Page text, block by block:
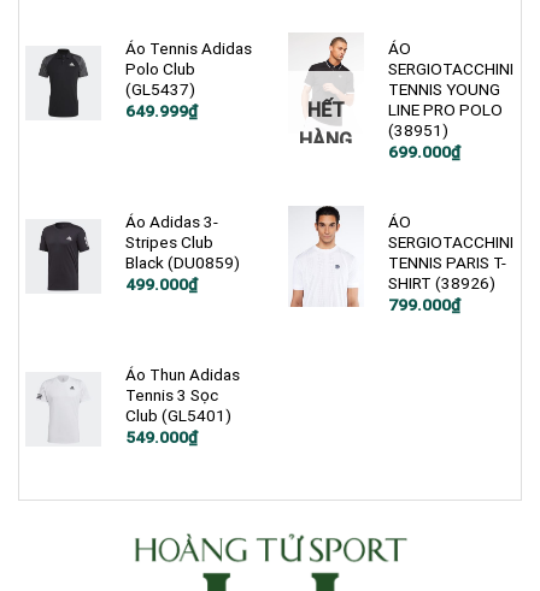
399.000₫.
Áo Tennis Adidas
Polo Club
(GL5437)
Giá
649.999₫
Giá
HẾT
HÀNG
ÁO
SERGIOTACCHINI
TENNIS YOUNG
LINE PRO POLO
(38951)
699.000₫
Áo Adidas 3-
Stripes Club
Black (DU0859)
Giá
499.000₫
Giá
ÁO
SERGIOTACCHINI
TENNIS PARIS T-
SHIRT (38926)
799.000₫
Áo Thun Adidas
Tennis 3 Sọc
Club (GL5401)
Giá
549.000₫
Giá
549.000₫.